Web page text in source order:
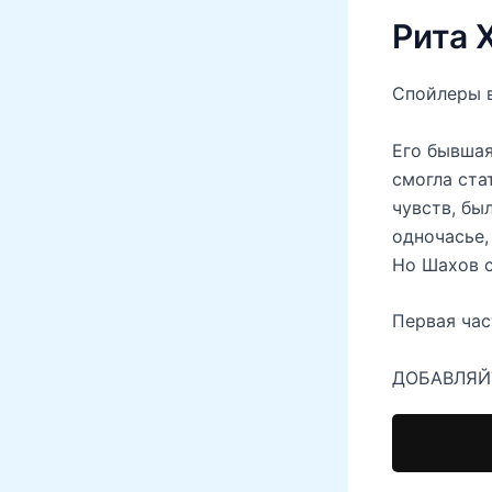
Рита
Спойлеры
Его
смогла
чувств,
Но Шахов
Первая